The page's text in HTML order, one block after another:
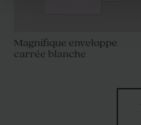
Magnifique enveloppe
carrée blanche